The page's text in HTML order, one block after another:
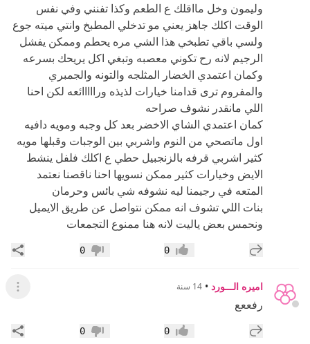
وليمون وخل مااقلك ع الطعم وكذا تفنني وفي نفس
الوقت اكلك جاهز يعني مو تدخلي المطبخ وانتي ميته جوع
ولسي باقي تطبخي هذا الشي مره يحطم وممكن يفشل
الرجيم لانه رح تكوني معصبه وتبغي اكل يريحك بسرعه
وكمان اعتمدي الخضار المثلجه والتونه والجمبري
والمفروم ترى قدامنا خيارات لذيذه ورااااائعه لكن احنا
اللي مانقدر نشوف صراحه
كمان اعتمدي الشاي الاخضر بعد كل وجبه ومويه دافيه
اول ماتصحي من النوم واشربي بين الوجبات وقبلها مويه
كثير اشربي قرفه بالزنجبيل حطي ع اكلك فلفل ينشط
الايض وخيارات كثير ممكن نسويها احنا ناقصنا نعتمد
المتعه في رجيمنا ليه نشوفه شي بائس وحرمان
بنات اللي تشوف انه ممكن نتواصل عن طريق الايميل
ونحمس بعض ياليت لانه هنا ممنوع التجمعات
إضافة رد جديد إعجاب0 عدم إعجاب
0
اميره الـــورد • 14 سنة عرض
رفععع
إضافة رد جديد إعجاب0 عدم إعجاب
0